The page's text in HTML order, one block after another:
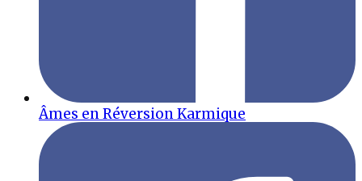
Âmes en Réversion Karmique